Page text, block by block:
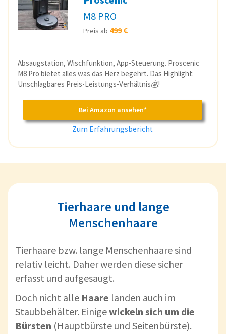
M8 PRO
Preis ab 499 €
Absaugstation, Wischfunktion, App-Steuerung. Proscenic
M8 Pro bietet alles was das Herz begehrt. Das Highlight:
Unschlagbares Preis-Leistungs-Verhältnis💰!
Bei Amazon ansehen*
Zum Erfahrungsbericht
Tierhaare und lange
Menschenhaare
Tierhaare bzw. lange Menschenhaare sind
relativ leicht. Daher werden diese sicher
erfasst und aufgesaugt.
Doch nicht alle Haare landen auch im
Staubbehälter. Einigewickeln sich um die
Bürsten (Hauptbürste und Seitenbürste).